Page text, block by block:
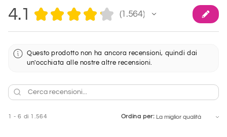
4.1 ★ ★ ★ ★ ★ 1.564
1564
Questo prodotto non ha ancora recensioni, quindi dai
un'occhiata alle nostre altre recensioni.
1 - 6 di 1.564 Ordina per: